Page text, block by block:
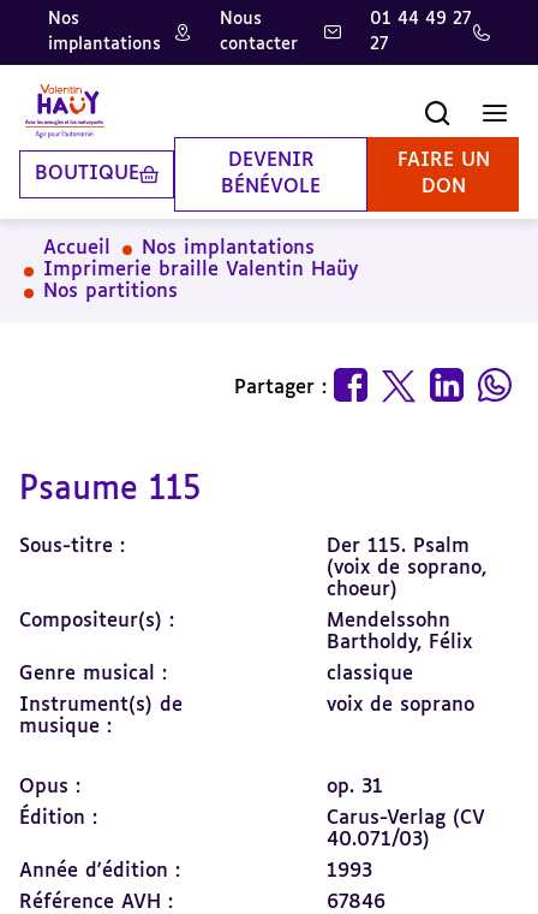
Aller
contenu
principal
Aller
pied
de
page
Aller
la
recherche
Nos
implantations
Nous
contacter
01 44 49 27
27
BOUTIQUE
DEVENIR
BÉNÉVOLE
FAIRE UN
DON
Accueil
Nos implantations
Imprimerie braille Valentin Haüy
Nos partitions
Partager :
Psaume 115
Sous-titre :
Der 115. Psalm
(voix de soprano,
choeur)
Compositeur(s) :
Mendelssohn
Bartholdy, Félix
Genre musical :
classique
Instrument(s) de
musique :
voix de soprano
Opus :
op. 31
Édition :
Carus-Verlag (CV
40.071/03)
Année d'édition :
1993
Référence AVH :
67846